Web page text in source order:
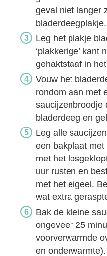
geval niet langer
bladerdeegplakje.
Leg het plakje
‘plakkerige’ kant
gehaktstaaf in
Vouw het
rondom aan met
saucijzenbroodje
bladerdeeg en
Leg alle
een bakplaat
met het
uur rusten en
met het eigeel.
wat extra
Bak de kleine
ongeveer 25
voorverwarmde
en onderwarmte).